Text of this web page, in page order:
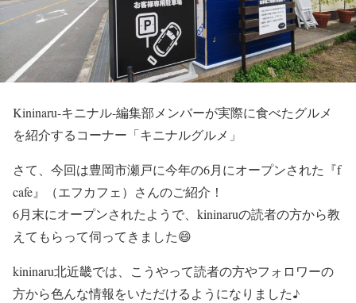
Kininaru-キニナル-編集部メンバーが実際に食べたグルメ
を紹介するコーナー「キニナルグルメ」
さて、今回は豊岡市瀬戸に今年の6月にオープンされた 『f
cafe』
（エフカフェ）さんのご紹介！
6月末にオープンされたようで、kininaruの読者の方から教
えてもらって伺ってきました😄
kininaru北近畿では、こうやって読者の方やフォロワーの
方から色んな情報をいただけるようになりました♪